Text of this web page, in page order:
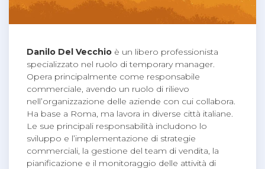
Danilo Del Vecchio è un libero professionista
specializzato nel ruolo di temporary manager.
Opera principalmente come responsabile
commerciale, avendo un ruolo di rilievo
nell’organizzazione delle aziende con cui collabora.
Ha base a Roma, ma lavora in diverse città italiane.
Le sue principali responsabilità includono lo
sviluppo e l’implementazione di strategie
commerciali, la gestione del team di vendita, la
pianificazione e il monitoraggio delle attività di